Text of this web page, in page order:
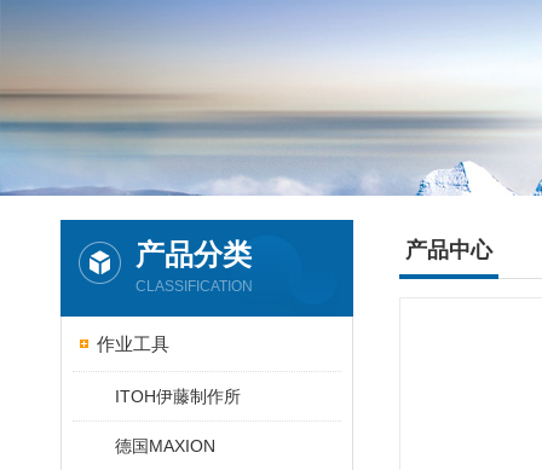
产品分类
CLASSIFICATION
作业工具
ITOH伊藤制作所
德国MAXION
产品中心